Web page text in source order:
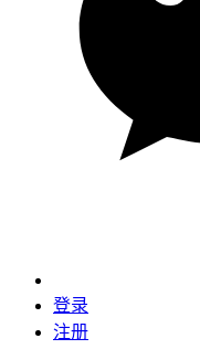
登录
注册